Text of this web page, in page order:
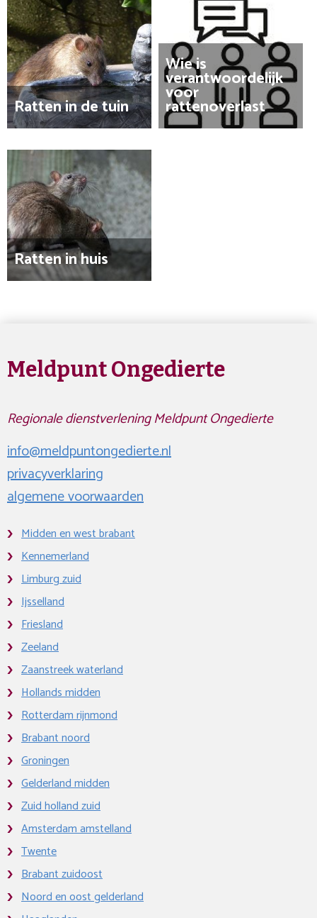
Ratten in de tuin
Wie is
verantwoordelijk
voor
rattenoverlast
Ratten in huis
Meldpunt Ongedierte
Regionale dienstverlening Meldpunt Ongedierte
info@meldpuntongedierte.nl
privacyverklaring
algemene voorwaarden
Midden en west brabant
Kennemerland
Limburg zuid
Ijsselland
Friesland
Zeeland
Zaanstreek waterland
Hollands midden
Rotterdam rijnmond
Brabant noord
Groningen
Gelderland midden
Zuid holland zuid
Amsterdam amstelland
Twente
Brabant zuidoost
Noord en oost gelderland